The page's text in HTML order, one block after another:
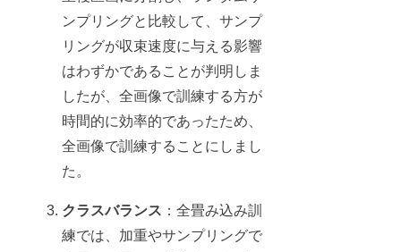
ンプリングと比較して、サンプ
リングが収束速度に与える影響
はわずかであることが判明しま
したが、全画像で訓練する方が
時間的に効率的であったため、
全画像で訓練することにしまし
た。
クラスバランス ：全畳み込み訓
練では、加重やサンプリングで